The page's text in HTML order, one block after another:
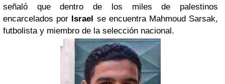
señaló que dentro de los miles de palestinos
encarcelados por Israel se encuentra Mahmoud Sarsak,
futbolista y miembro de la selección nacional.